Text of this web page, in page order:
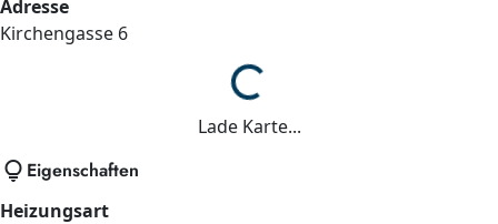
Adresse
Kirchengasse 6
Lade...
Lade Karte...
lightbulb Eigenschaften
Heizungsart